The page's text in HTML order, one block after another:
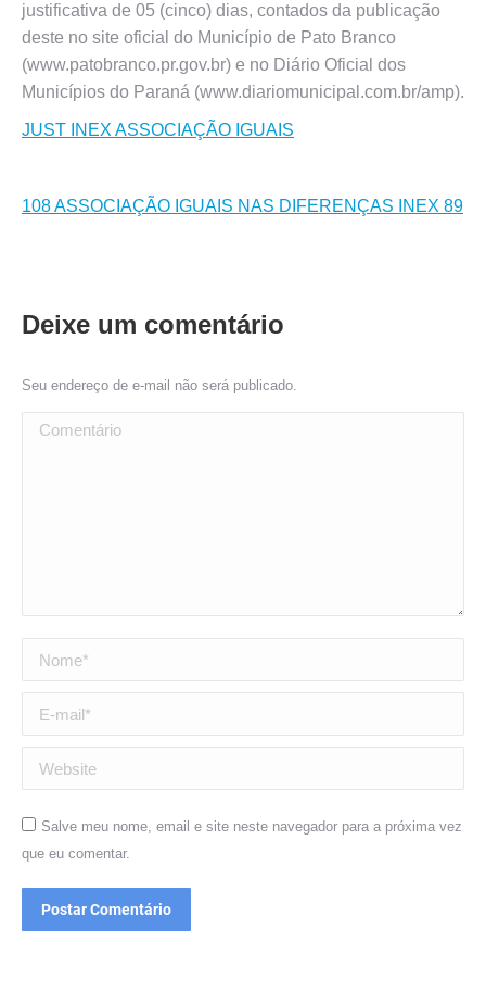
justificativa de 05 (cinco) dias, contados da publicação
deste no site oficial do Município de Pato Branco
(www.patobranco.pr.gov.br) e no Diário Oficial dos
Municípios do Paraná (www.diariomunicipal.com.br/amp).
JUST INEX ASSOCIAÇÃO IGUAIS
108 ASSOCIAÇÃO IGUAIS NAS DIFERENÇAS INEX 89
Deixe um comentário
Seu endereço de e-mail não será publicado.
Comentário
Nome *
E-mail *
Website
Salve meu nome, email e site neste navegador para a próxima vez
que eu comentar.
Postar Comentário